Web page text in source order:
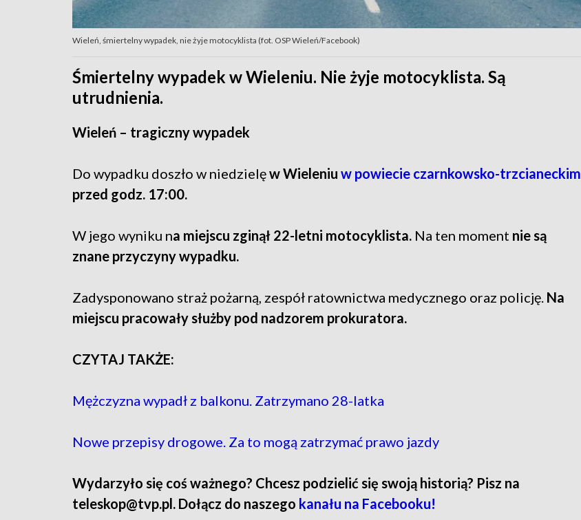
Wieleń, śmiertelny wypadek, nie żyje motocyklista (fot. OSP Wieleń/Facebook)
Śmiertelny wypadek w Wieleniu. Nie żyje motocyklista. Są
utrudnienia.
Wieleń – tragiczny wypadek
Do wypadku doszło w niedzielęw Wieleniu w powiecie czarnkowsko-trzcianeckim
przed godz. 17:00.
W jego wyniku na miejscu zginął 22-letni motocyklista. Na ten moment nie są
znane przyczyny wypadku.
Zadysponowano straż pożarną, zespół ratownictwa medycznego oraz policję. Na
miejscu pracowały służby pod nadzorem prokuratora.
CZYTAJ TAKŻE:
Mężczyzna wypadł z balkonu. Zatrzymano 28-latka
Nowe przepisy drogowe. Za to mogą zatrzymać prawo jazdy
Wydarzyło się coś ważnego? Chcesz podzielić się swoją historią? Pisz na
teleskop@tvp.pl. Dołącz do naszego kanału na Facebooku!